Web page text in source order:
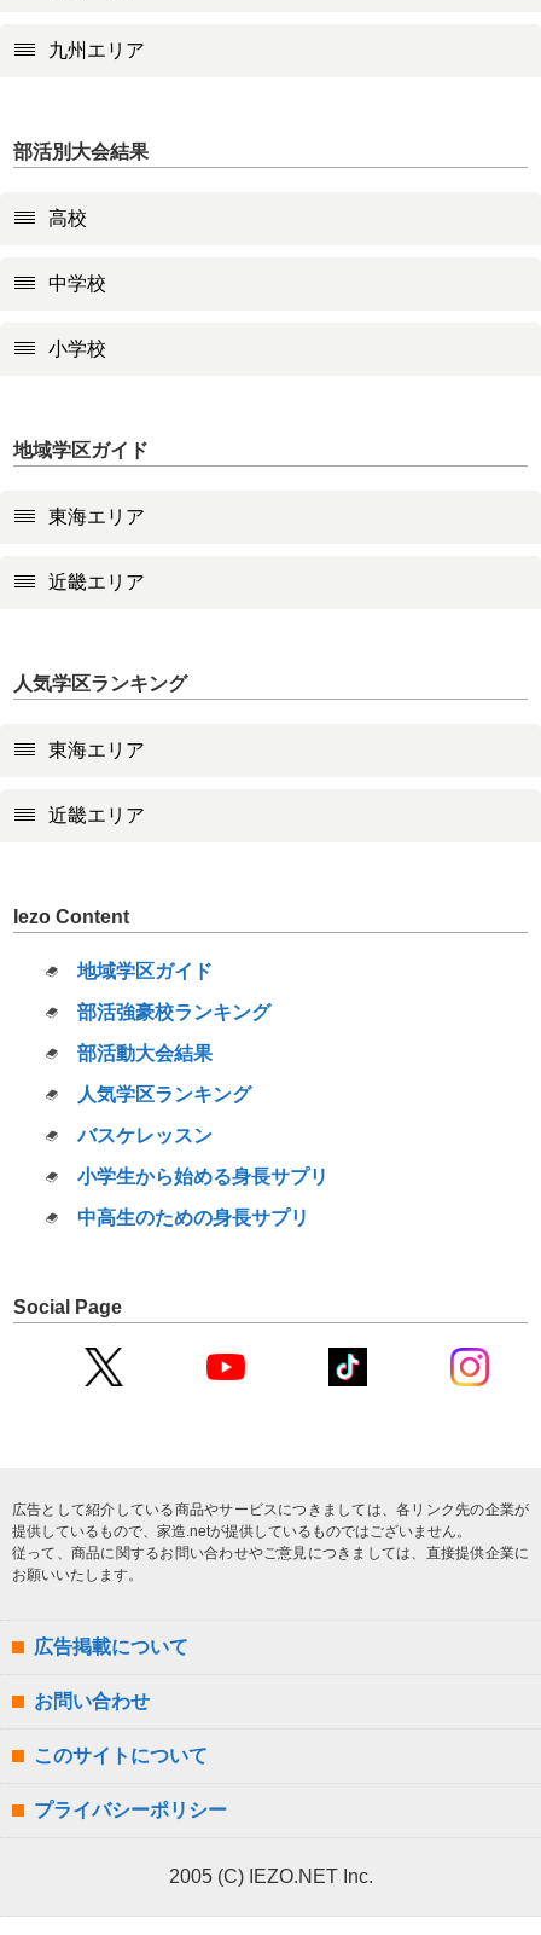
九州エリア
部活別大会結果
高校
中学校
小学校
地域学区ガイド
東海エリア
近畿エリア
人気学区ランキング
東海エリア
近畿エリア
Iezo Content
地域学区ガイド
部活強豪校ランキング
部活動大会結果
人気学区ランキング
バスケレッスン
小学生から始める身長サプリ
中高生のための身長サプリ
Social Page
広告として紹介している商品やサービスにつきましては、各リンク先の企業が
提供しているもので、家造.netが提供しているものではございません。
従って、商品に関するお問い合わせやご意見につきましては、直接提供企業に
お願いいたします。
広告掲載について
お問い合わせ
このサイトについて
プライバシーポリシー
2005 (C) IEZO.NET Inc.